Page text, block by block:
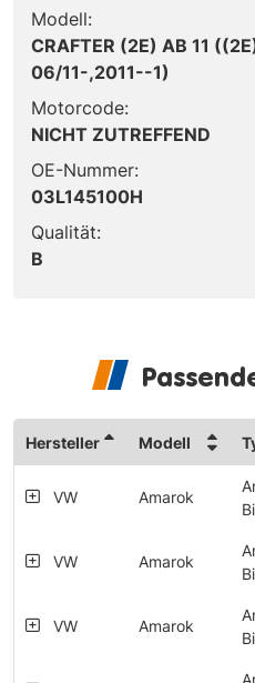
Modell:
CRAFTER (2E) AB 11
06/11-,2011--1)
Motorcode:
NICHT ZUTREFFEND
OE-Nummer:
03L145100H
Qualität:
B
Hersteller Modell
VW Amarok
VW Amarok
VW Amarok